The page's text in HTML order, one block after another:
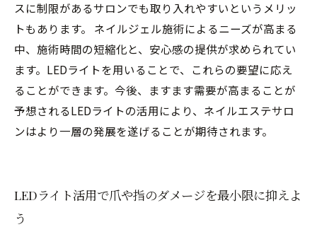
スに制限があるサロンでも取り入れやすいというメリッ
トもあります。 ネイルジェル施術によるニーズが高まる
中、施術時間の短縮化と、安心感の提供が求められてい
ます。LEDライトを用いることで、これらの要望に応え
ることができます。今後、ますます需要が高まることが
予想されるLEDライトの活用により、ネイルエステサロ
ンはより一層の発展を遂げることが期待されます。
LEDライト活用で爪や指のダメージを最小限に抑えよ
う